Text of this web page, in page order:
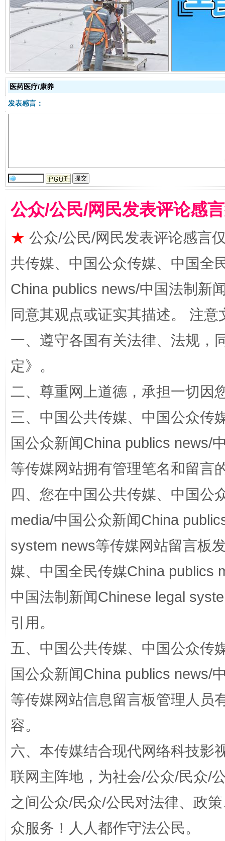
规模最大的光氢储一体化项目 走
如何以同查同治破解风腐交织难题 养老服
一颗心始终滚烫 还
完善运行机制助力责任有效落实
法徽映军营 权益有保障
医药医疗/康养
发表感言：
公众/公民/网民发表评论感
★ 公众/公民/网民发表评论感言
共传媒、中国公众传媒、中国全
China publics news/中国法制新
同意其观点或证实其描述。 注
一、遵守各国有关法律、法规，
定》。
二、尊重网上道德，承担一切因
三、中国公共传媒、中国公众传
国公众新闻China publics news/
等传媒网站拥有管理笔名和留言
四、您在中国公共传媒、中国公
media/中国公众新闻China
system news等传媒网站留言板
媒、中国全民传媒China publics
中国法制新闻Chinese legal
引用。
五、中国公共传媒、中国公众传
国公众新闻China publics news/
等传媒网站信息留言板管理人员
容。
六、本传媒结合现代网络科技影
联网主阵地，为社会/公众/民众/
之间公众/民众/公民对法律、政
众服务！人人都作守法公民。